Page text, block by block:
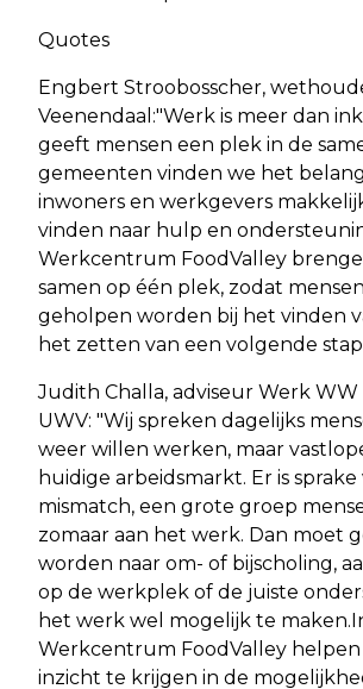
Quotes
Engbert Stroobosscher,
Veenendaal:"Werk is meer dan
geeft mensen een plek in de
gemeenten vinden we het
inwoners en werkgevers
vinden naar hulp en
Werkcentrum FoodValley
samen op één plek, zodat
geholpen worden bij het vinden
het zetten van een volgende
Judith Challa, adviseur Werk WW
UWV: "Wij spreken dagelijks
weer willen werken, maar
huidige arbeidsmarkt. Er is sprake
mismatch, een grote groep
zomaar aan het werk. Dan moet
worden naar om- of bijscholing,
op de werkplek of de juiste
het werk wel mogelijk te
Werkcentrum FoodValley helpen
inzicht te krijgen in de